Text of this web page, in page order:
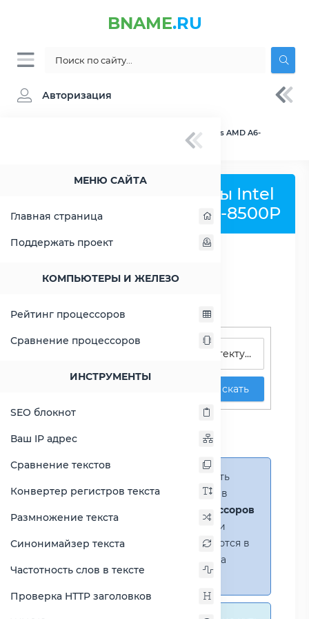
BNAME.RU
Авторизация
МЕНЮ САЙТА
Главная страница
Поддержать проект
КОМПЬЮТЕРЫ И ЖЕЛЕЗО
Рейтинг процессоров
Сравнение процессоров
ИНСТРУМЕНТЫ
SEO блокнот
Ваш IP адрес
Сравнение текстов
Конвертер регистров текста
Размножение текста
Синонимайзер текста
Частотность слов в тексте
Проверка HTTP заголовков
» Сравнение Intel Atom x6211E vs AMD A6-
Сравнить процессоры Intel
Atom x6211E и AMD A6-8500P
Искать
Сравнение Atom x6211E
против A6-8500P
Можно добавить
несколько процессоров в
(до 14 процессоров
. В случае если
процессоры не помещаются в
таблицу, появится полоса
прокрутки.